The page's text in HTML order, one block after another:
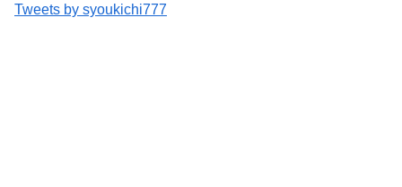
Tweets by syoukichi777